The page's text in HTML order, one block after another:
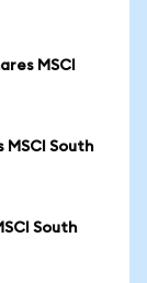
MSCI
MSCI South
South